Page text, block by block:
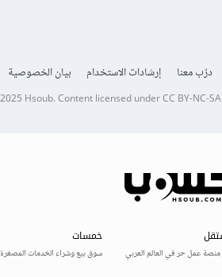
درّب معنا إرشادات الاستخدام بيان الخصوصية
Hsoub.Content licensed underCC BY-NC-